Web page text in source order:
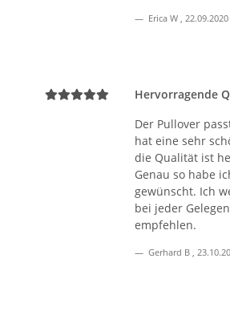
Erica W , 22.09.2020
Hervorragende
Der Pullover
hat eine sehr
die Qualität ist
Genau so habe
gewünscht. Ich
bei jeder
empfehlen.
Gerhard B ,